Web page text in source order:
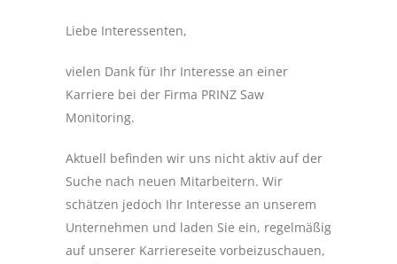
Liebe Interessenten,
vielen Dank für Ihr Interesse an einer
Karriere bei der Firma PRINZ Saw
Monitoring.
Aktuell befinden wir uns nicht aktiv auf der
Suche nach neuen Mitarbeitern. Wir
schätzen jedoch Ihr Interesse an unserem
Unternehmen und laden Sie ein, regelmäßig
auf unserer Karriereseite vorbeizuschauen,